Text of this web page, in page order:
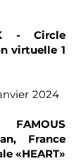
- Circle
virtuelle 1
2024
France
«HEART»